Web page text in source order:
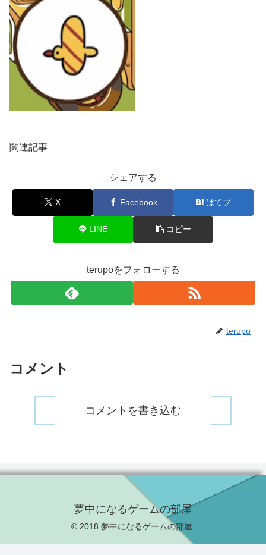
関連記事
シェアする
X Facebook はてブ
LINE コピー
terupoをフォローする
terupo
コメント
コメントを書き込む
夢中になるゲームの部屋
© 2018 夢中になるゲームの部屋.